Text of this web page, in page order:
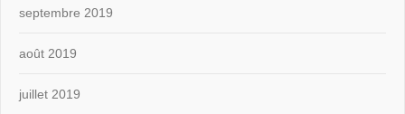
septembre 2019
août 2019
juillet 2019